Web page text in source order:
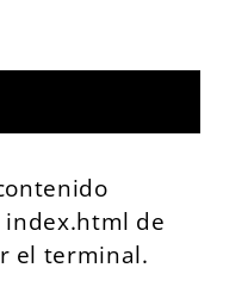
de
el terminal.